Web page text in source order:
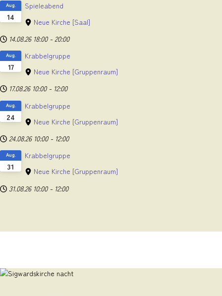
14
Aug.
Spieleabend
Neue Kirche [Saal]
14.08.26 18:00 - 20:00
17
Aug.
Krabbelgruppe
Neue Kirche [Gruppenraum]
17.08.26 10:00 - 12:00
24
Aug.
Krabbelgruppe
Neue Kirche [Gruppenraum]
24.08.26 10:00 - 12:00
31
Aug.
Krabbelgruppe
Neue Kirche [Gruppenraum]
31.08.26 10:00 - 12:00